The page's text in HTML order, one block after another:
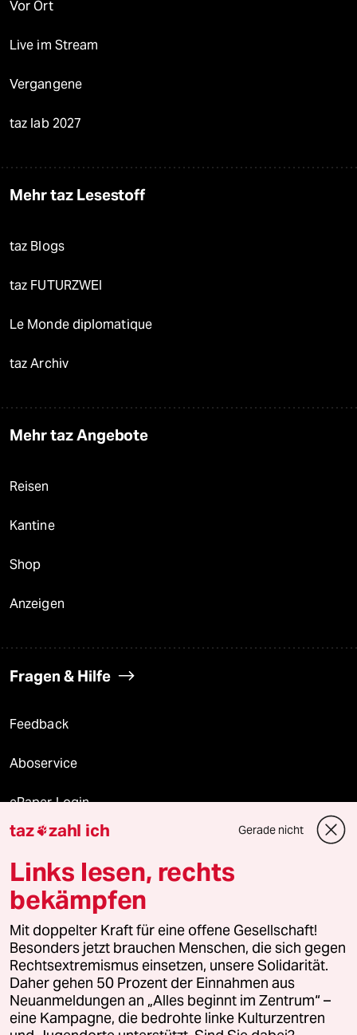
Vor Ort
Live im Stream
Vergangene
taz lab 2027
Mehr taz Lesestoff
taz Blogs
taz FUTURZWEI
Le Monde diplomatique
taz Archiv
Mehr taz Angebote
Reisen
Kantine
Shop
Anzeigen
Fragen & Hilfe
Feedback
Aboservice
ePaper Login
Downloads für Abonnierende
© 2026 taz Verlags und Vertriebs GmbH
Alle Rechte vorbehalten. Bei rechtlichen Fragen oder für Genehmigungen
wenden Sie sich bitte an lizenzen@taz.de
Feedback Redaktionsstatut Kommune-Richtlinien
Leitlinie Informant Datenschutz Impressum AGB
taz zahl ich Gerade nicht
Links lesen, rechts
bekämpfen
Mit doppelter Kraft für eine offene Gesellschaft!
Besonders jetzt brauchen Menschen, die sich gegen
Rechtsextremismus einsetzen, unsere Solidarität.
Daher gehen 50 Prozent der Einnahmen aus
Neuanmeldungen an „Alles beginnt im Zentrum“ –
eine Kampagne, die bedrohte linke Kulturzentren